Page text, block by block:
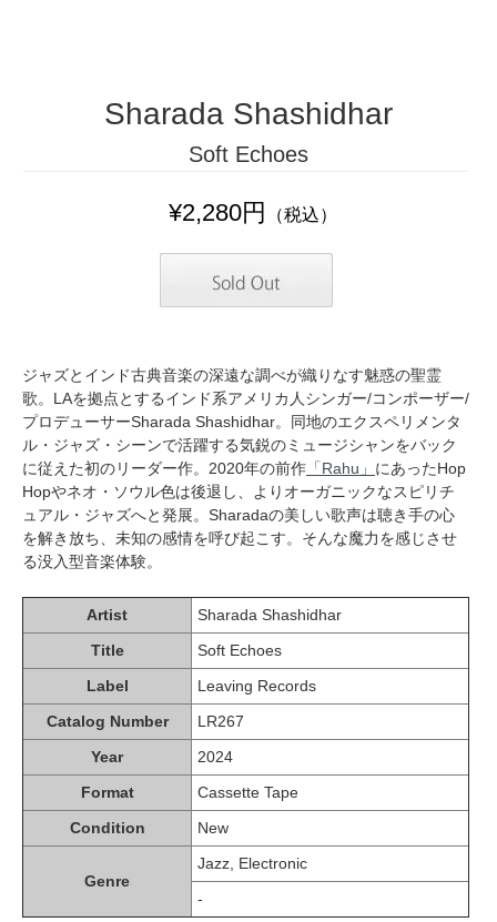
Sharada Shashidhar
Soft Echoes
¥2,280円 （税込）
ジャズとインド古典音楽の深遠な調べが織りなす魅惑の聖霊
歌。LAを拠点とするインド系アメリカ人シンガー/コンポーザー/
プロデューサーSharada Shashidhar。同地のエクスペリメンタ
ル・ジャズ・シーンで活躍する気鋭のミュージシャンをバック
に従えた初のリーダー作。2020年の前作 「Rahu」 にあったHop
Hopやネオ・ソウル色は後退し、よりオーガニックなスピリチ
ュアル・ジャズへと発展。Sharadaの美しい歌声は聴き手の心
を解き放ち、未知の感情を呼び起こす。そんな魔力を感じさせ
る没入型音楽体験。
Artist
Sharada Shashidhar
Title
Soft Echoes
Label
Leaving Records
Catalog Number
LR267
Year
2024
Format
Cassette Tape
Condition
New
Genre
Jazz, Electronic
-